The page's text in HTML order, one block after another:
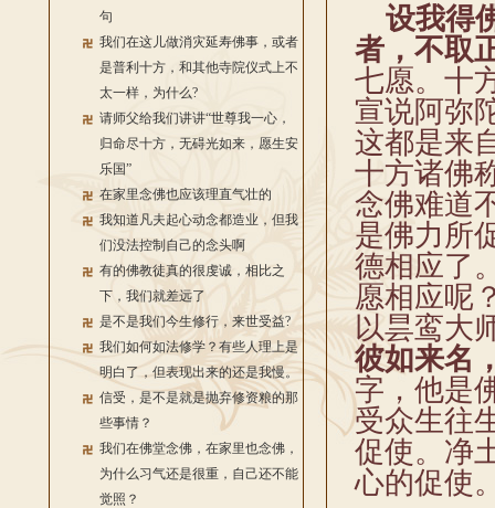
句
我们在这儿做消灾延寿佛事，或者
是普利十方，和其他寺院仪式上不
太一样，为什么?
请师父给我们讲讲“世尊我一心，
归命尽十方，无碍光如来，愿生安
乐国”
在家里念佛也应该理直气壮的
我知道凡夫起心动念都造业，但我
们没法控制自己的念头啊
有的佛教徒真的很虔诚，相比之
下，我们就差远了
是不是我们今生修行，来世受益?
我们如何如法修学？有些人理上是
明白了，但表现出来的还是我慢。
信受，是不是就是抛弃修资粮的那
些事情？
我们在佛堂念佛，在家里也念佛，
为什么习气还是很重，自己还不能
觉照？
设我得
者，不取
七愿。十
宣说阿弥
这都是来
十方诸佛
念佛难道
是佛力所
德相应了
愿相应呢
以昙鸾大
彼如来名
字，他是
受众生往
促使。净
心的促使